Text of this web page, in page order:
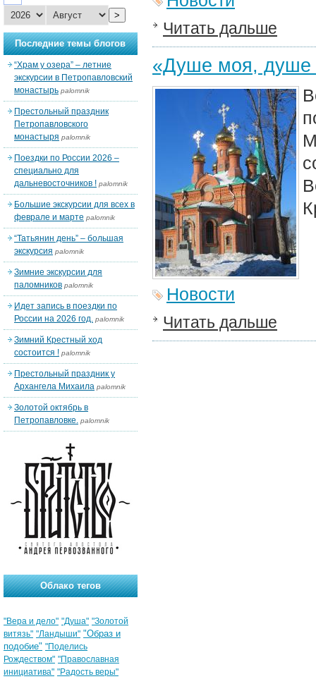
Читать дальше
«Душе моя,
Новости
Читать дальше
>
Последние темы блогов
“Храм у озера” – летние
экскурсии в Петропавловский
монастырь palomnik
Престольный праздник
Петропавловского
монастыря palomnik
Поездки по России 2026 –
специально для
дальневосточников ! palomnik
Большие экскурсии для всех в
феврале и марте palomnik
“Татьянин день” – большая
экскурсия palomnik
Зимние экскурсии для
паломников palomnik
Идет запись в поездки по
России на 2026 год. palomnik
Зимний Крестный ход
состоится ! palomnik
Престольный праздник у
Архангела Михаила palomnik
Золотой октябрь в
Петропавловке. palomnik
Облако тегов
"Вера и дело" "Душа" "Золотой
витязь" "Ландыши" "Образ и
подобие" "Поделись
Рождеством" "Православная
инициатива" "Радость веры"